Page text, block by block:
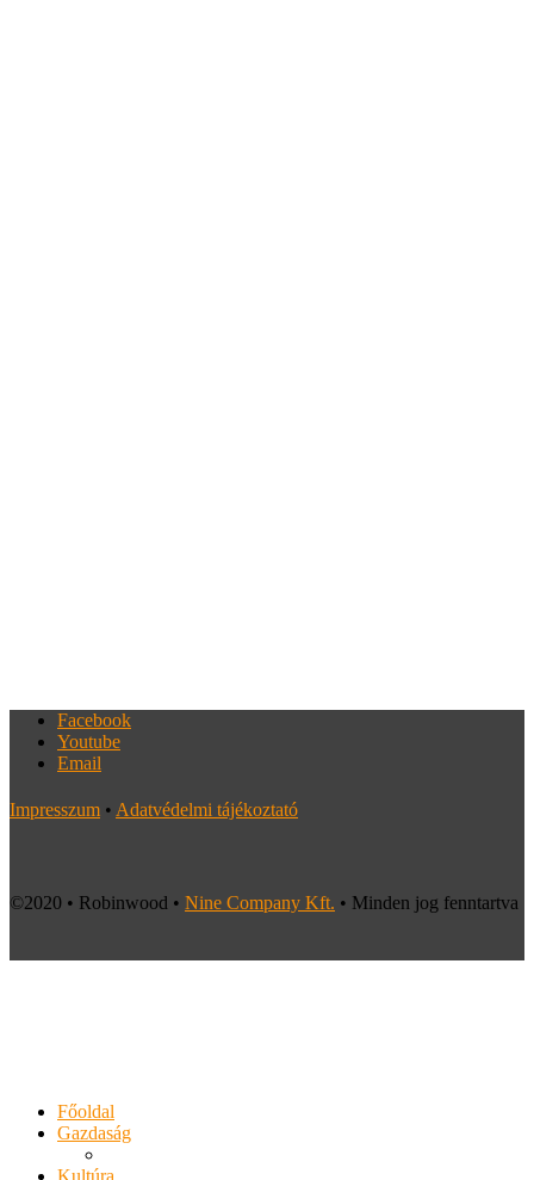
Facebook
Youtube
Email
Impresszum • Adatvédelmi tájékoztató
©2020 • Robinwood • Nine Company Kft. • Minden jog fenntartva
Főoldal
Gazdaság
Kultúra